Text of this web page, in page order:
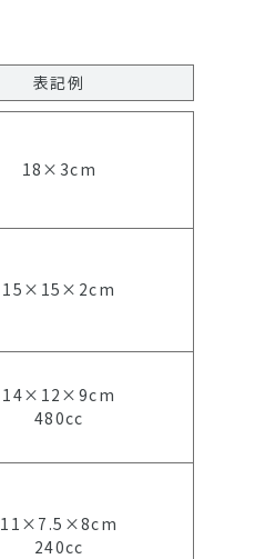
表記例
18×3cm
15×15×2cm
14×12×9cm
480cc
11×7.5×8cm
240cc